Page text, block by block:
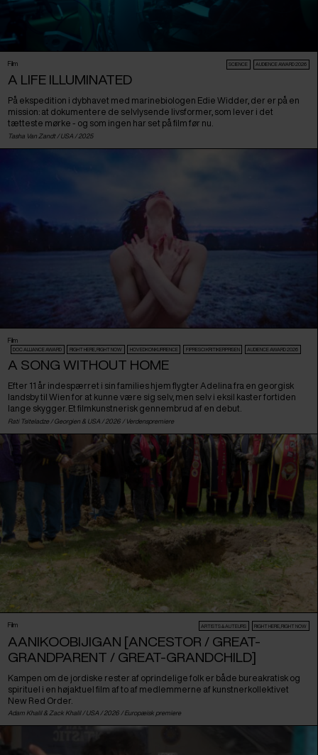
Film SCIENCE AUDIENCE AWARD 2026
A LIFE ILLUMINATED
På ekspedition i dybhavet med marinebiologen Edie Widder, der er på en
mission: at dokumentere de selvlysende livsformer, som lever i det
tætteste mørke - og som ingen har set på film før nu.
Tasha Van Zandt / USA / 2025
Film
DOC ALLIANCE AWARD RIGHT HERE, RIGHT NOW HOVEDKONKURRENCE FIPRESCI KRITIKERPRISEN AUDIENCE AWARD 2026
A SONG WITHOUT HOME
Efter 11 år indespærret i sin families hjem flygter Adelina fra en georgisk
landsby til Wien for at kunne være sig selv, men selv i eksil kaster fortiden
lange skygger. Et filmkunstnerisk gennembrud af en debut.
Rati Tsiteladze / Georgien & USA / 2026 / Verdenspremiere
Film ARTISTS & AUTEURS RIGHT HERE, RIGHT NOW
AANIKOOBIJIGAN [ANCESTOR / GREAT-
GRANDPARENT / GREAT-GRANDCHILD]
Kampen om de jordiske rester af oprindelige folk er både bureakratisk og
spirituel i en højaktuel film af to af medlemmerne af kunstnerkollektivet
New Red Order.
Adam Khalil & Zack Khalil / USA / 2026 / Europæisk premiere